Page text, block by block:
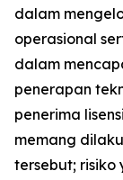
dalam
operasional
dalam
penerapan
penerima
memang
tersebut;